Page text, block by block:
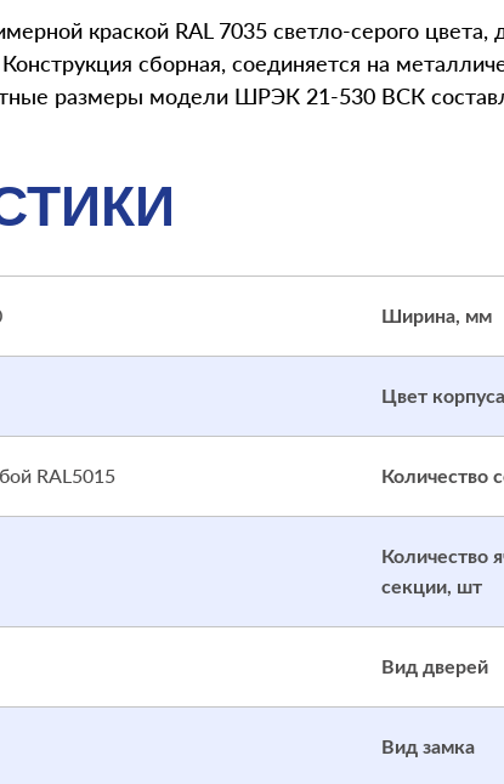
краской RAL 7035 светло-серого
сборная, соединяется на
размеры модели ШРЭК 21-530 ВСК
Ширина, мм
Цвет корпуса
RAL5015 Количество
Количество
секции, шт
Вид дверей
Вид замка